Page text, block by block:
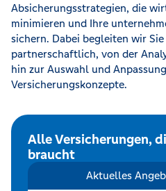
Absicherungsstrategien, die
minimieren und Ihre
sichern. Dabei begleiten wir
partnerschaftlich, von der
hin zur Auswahl und
Versicherungskonzepte.
Alle Versicherungen,
braucht
Aktuelles